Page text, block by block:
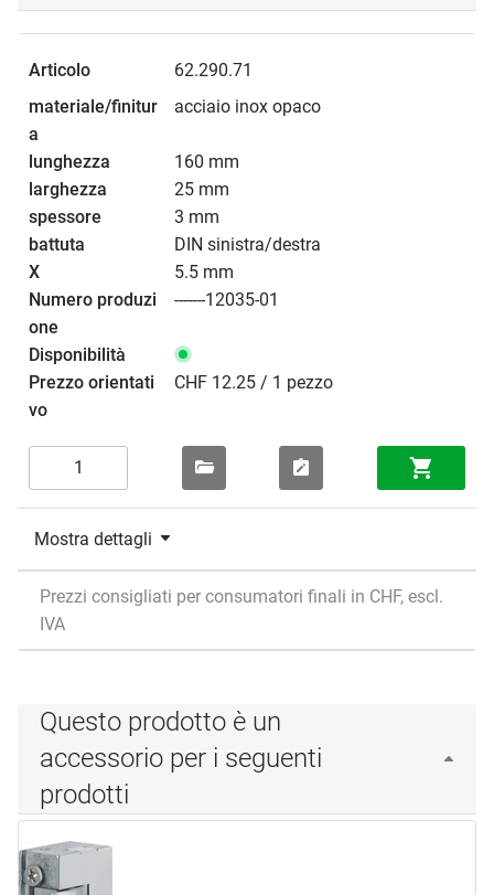
62.290.71
acciaio inox opaco
160 mm
25 mm
3 mm
DIN sinistra/destra
5.5 mm
-------12035-01
CHF 12.25 / 1 pezzo
Mostra dettagli
Prezzi consigliati per consumatori finali in CHF, escl.
IVA
Questo prodotto è un
accessorio per i seguenti
prodotti